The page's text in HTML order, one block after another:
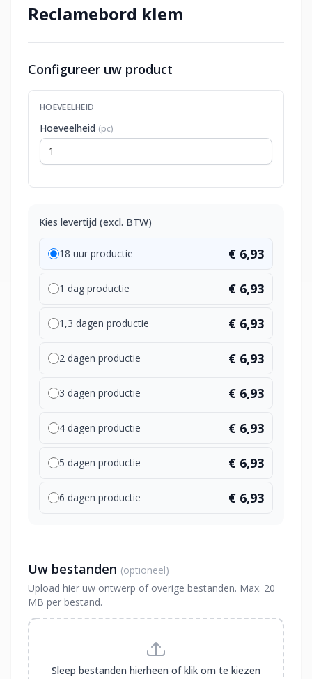
Reclamebord klem
Configureer uw product
HOEVEELHEID
Hoeveelheid (pc)
Kies levertijd (excl. BTW)
18 uur productie € 6,93
1 dag productie € 6,93
1,3 dagen productie € 6,93
2 dagen productie € 6,93
3 dagen productie € 6,93
4 dagen productie € 6,93
5 dagen productie € 6,93
6 dagen productie € 6,93
Uw bestanden (optioneel)
Upload hier uw ontwerp of overige bestanden. Max. 20
MB per bestand.
Sleep bestanden hierheen of klik om te kiezen